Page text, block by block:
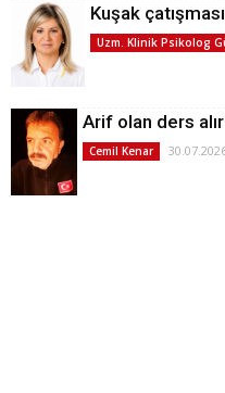
Kuşak
Uzm. Klinik Psikolog
Arif olan ders alır
Cemil Kenar